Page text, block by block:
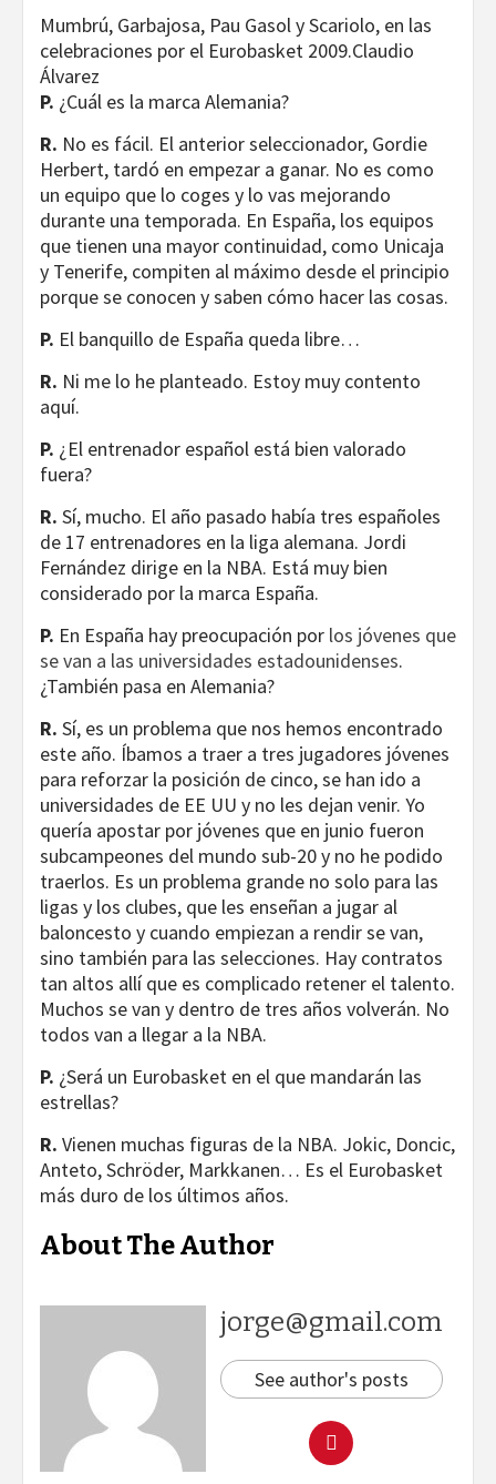
Mumbrú, Garbajosa, Pau Gasol y Scariolo, en las
celebraciones por el Eurobasket 2009.Claudio
Álvarez
P. ¿Cuál es la marca Alemania?
R. No es fácil. El anterior seleccionador, Gordie
Herbert, tardó en empezar a ganar. No es como
un equipo que lo coges y lo vas mejorando
durante una temporada. En España, los equipos
que tienen una mayor continuidad, como Unicaja
y Tenerife, compiten al máximo desde el principio
porque se conocen y saben cómo hacer las cosas.
P. El banquillo de España queda libre…
R. Ni me lo he planteado. Estoy muy contento
aquí.
P. ¿El entrenador español está bien valorado
fuera?
R. Sí, mucho. El año pasado había tres españoles
de 17 entrenadores en la liga alemana. Jordi
Fernández dirige en la NBA. Está muy bien
considerado por la marca España.
P. En España hay preocupación por los jóvenes que
se van a las universidades estadounidenses.
¿También pasa en Alemania?
R. Sí, es un problema que nos hemos encontrado
este año. Íbamos a traer a tres jugadores jóvenes
para reforzar la posición de cinco, se han ido a
universidades de EE UU y no les dejan venir. Yo
quería apostar por jóvenes que en junio fueron
subcampeones del mundo sub-20 y no he podido
traerlos. Es un problema grande no solo para las
ligas y los clubes, que les enseñan a jugar al
baloncesto y cuando empiezan a rendir se van,
sino también para las selecciones. Hay contratos
tan altos allí que es complicado retener el talento.
Muchos se van y dentro de tres años volverán. No
todos van a llegar a la NBA.
P. ¿Será un Eurobasket en el que mandarán las
estrellas?
R. Vienen muchas figuras de la NBA. Jokic, Doncic,
Anteto, Schröder, Markkanen… Es el Eurobasket
más duro de los últimos años.
About The Author
jorge@gmail.com
See author's posts